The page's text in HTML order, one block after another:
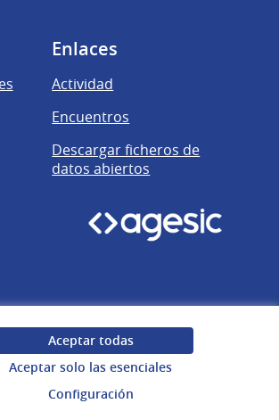
Aceptar todas
Aceptar solo las esenciales
Configuración
Enlaces
Actividad
Encuentros
Descargar ficheros de
datos abiertos
Web creada con